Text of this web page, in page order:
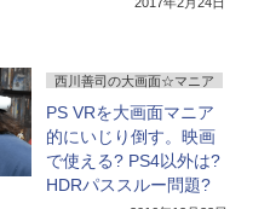
西川善司の大画面☆マニア
PS VRを大画面マニア
的にいじり倒す。映画
で使える? PS4以外は?
HDRパススルー問題?